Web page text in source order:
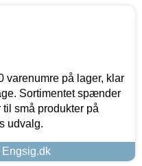
varenumre på lager, klar
Sortimentet spænder
til små produkter på
udvalg.